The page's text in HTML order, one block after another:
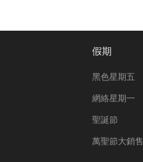
假期
黑色星期五
網絡星期一
聖誕節
萬聖節大銷售